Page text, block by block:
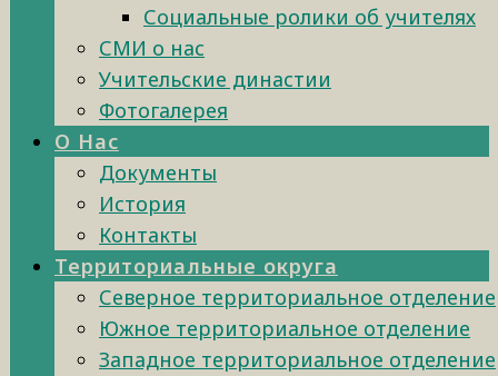
Социальные ролики об учителях
СМИ о нас
Учительские династии
Фотогалерея
О Нас
Документы
История
Контакты
Территориальные округа
Северное территориальное отделение
Южное территориальное отделение
Западное территориальное отделение